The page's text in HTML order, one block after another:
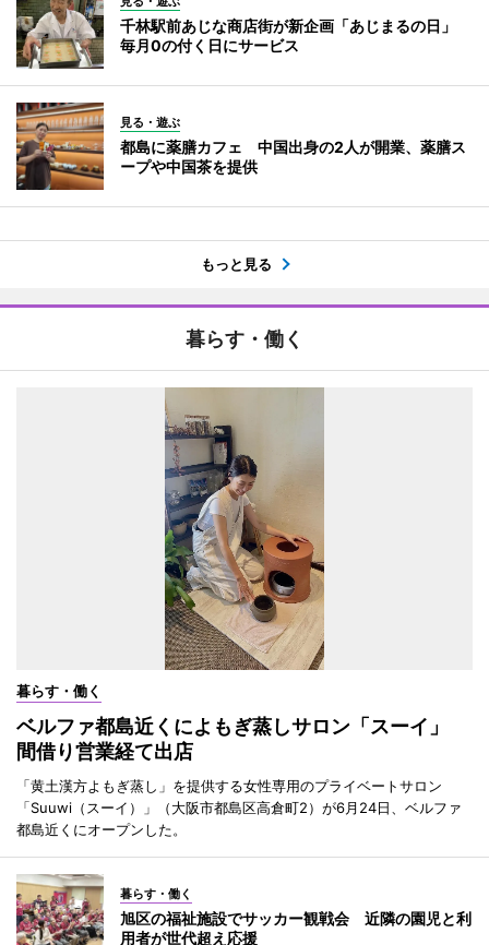
千林駅前あじな商店街が新企画「あじまるの日」
毎月0の付く日にサービス
見る・遊ぶ
都島に薬膳カフェ 中国出身の2人が開業、薬膳ス
ープや中国茶を提供
もっと見る
暮らす・働く
暮らす・働く
ベルファ都島近くによもぎ蒸しサロン「スーイ」
間借り営業経て出店
「黄土漢方よもぎ蒸し」を提供する女性専用のプライベートサロン
「Suuwi（スーイ）」（大阪市都島区高倉町2）が6月24日、ベルファ
都島近くにオープンした。
暮らす・働く
旭区の福祉施設でサッカー観戦会 近隣の園児と利
用者が世代超え応援